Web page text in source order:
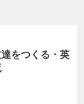
をつくる・英